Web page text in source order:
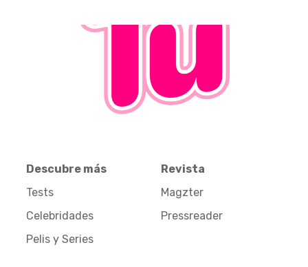
Descubre más
Tests
Celebridades
Pelis y Series
Revista
Magzter
Pressreader